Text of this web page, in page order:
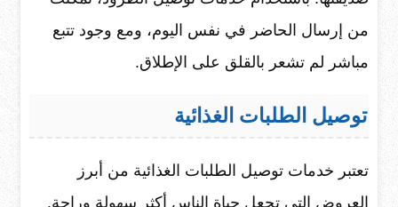
من إرسال الحاضر في نفس اليوم، ومع وجود تتبع
مباشر لم تشعر بالقلق على الإطلاق.
توصيل الطلبات الغذائية
تعتبر خدمات توصيل الطلبات الغذائية من أبرز
العروض التي تجعل حياة الناس أكثر سهولة وراحة.